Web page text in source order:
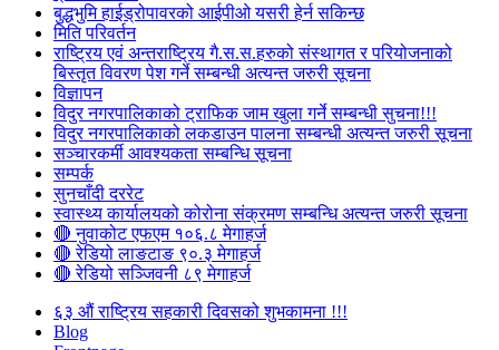
बुद्धभुमि हाईड्रोपावरको आईपीओ यसरी हेर्न सकिन्छ
मिति परिवर्तन
राष्ट्रिय एवं अन्तराष्ट्रिय गै.स.स.हरुको संस्थागत र परियोजनाको
बिस्तृत विवरण पेश गर्ने सम्बन्धी अत्यन्त जरुरी सूचना
विज्ञापन
विदुर नगरपालिकाको ट्राफिक जाम खुला गर्ने सम्बन्धी सुचना!!!
विदुर नगरपालिकाको लकडाउन पालना सम्बन्धी अत्यन्त जरुरी सूचना
सञ्चारकर्मी आवश्यकता सम्बन्धि सूचना
सम्पर्क
सुनचाँदी दररेट
स्वास्थ्य कार्यालयको कोरोना संक्रमण सम्बन्धि अत्यन्त जरुरी सूचना
🔴 नुवाकोट एफएम १०६.८ मेगाहर्ज
🔴 रेडियो लाङटाङ ९०.३ मेगाहर्ज
🔴 रेडियो सञ्जिवनी ८९ मेगाहर्ज
६३ औं राष्ट्रिय सहकारी दिवसको शुभकामना !!!
Blog